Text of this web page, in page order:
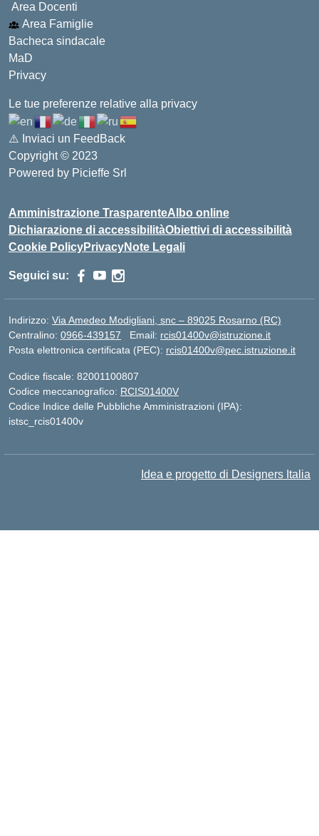
Area Docenti
Area Famiglie
Bacheca sindacale
MaD
Privacy
Le tue preferenze relative alla privacy
⚠️ Inviaci un FeedBack
Copyright © 2023
Powered by Picieffe Srl
Amministrazione TrasparenteAlbo online
Dichiarazione di accessibilitàObiettivi di accessibilità
Cookie PolicyPrivacyNote Legali
Seguici su:
Indirizzo: Via Amedeo Modigliani, snc – 89025 Rosarno (RC)
Centralino: 0966-439157 Email: rcis01400v@istruzione.it
Posta elettronica certificata (PEC): rcis01400v@pec.istruzione.it
Codice fiscale: 82001100807
Codice meccanografico: RCIS01400V
Codice Indice delle Pubbliche Amministrazioni (IPA):
istsc_rcis01400v
Idea e progetto di Designers Italia